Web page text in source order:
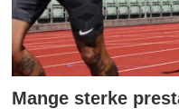
Mange sterke